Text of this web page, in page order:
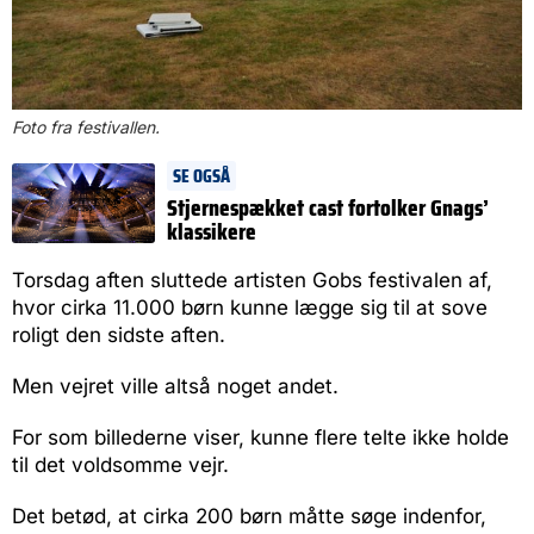
Foto fra festivallen.
SE OGSÅ
Stjernespækket cast fortolker Gnags’
klassikere
Torsdag aften sluttede artisten Gobs festivalen af,
hvor cirka 11.000 børn kunne lægge sig til at sove
roligt den sidste aften.
Men vejret ville altså noget andet.
For som billederne viser, kunne flere telte ikke holde
til det voldsomme vejr.
Det betød, at cirka 200 børn måtte søge indenfor,